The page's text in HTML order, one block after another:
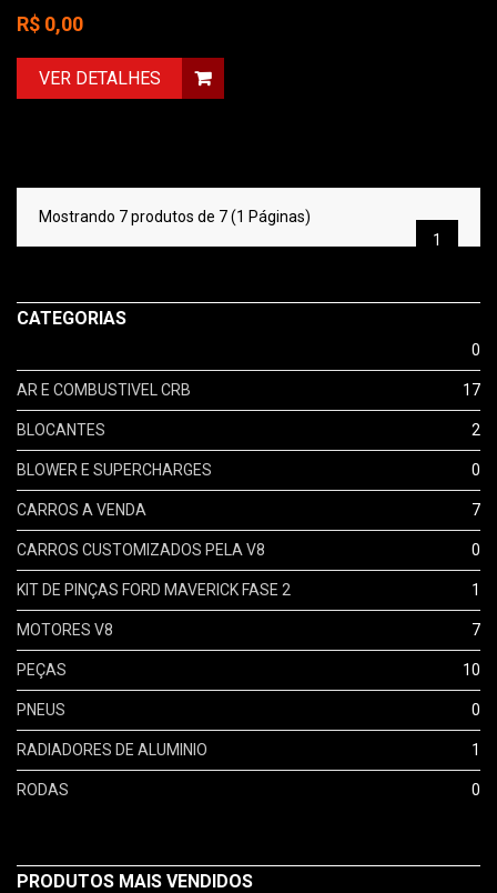
R$ 0,00
VER DETALHES
Mostrando 7 produtos de 7 (1 Páginas)
1
CATEGORIAS
0
AR E COMBUSTIVEL CRB 17
BLOCANTES 2
BLOWER E SUPERCHARGES 0
CARROS A VENDA 7
CARROS CUSTOMIZADOS PELA V8 0
KIT DE PINÇAS FORD MAVERICK FASE 2 1
MOTORES V8 7
PEÇAS 10
PNEUS 0
RADIADORES DE ALUMINIO 1
RODAS 0
PRODUTOS MAIS VENDIDOS